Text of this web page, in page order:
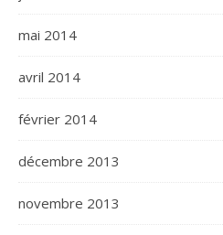
mai 2014
avril 2014
février 2014
décembre 2013
novembre 2013